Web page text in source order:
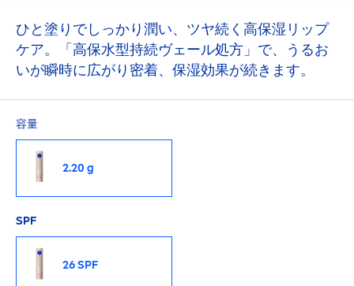
ひと塗りでしっかり潤い、ツヤ続く高保湿リップ
ケア。「高保水型持続ヴェール処方」で、うるお
いが瞬時に広がり密着、保湿効果が続きます。
容量
2.20 g
SPF
26 SPF